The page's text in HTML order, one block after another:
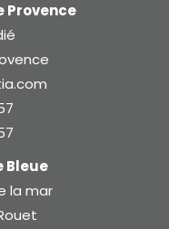
Provence
Bleue
la mar